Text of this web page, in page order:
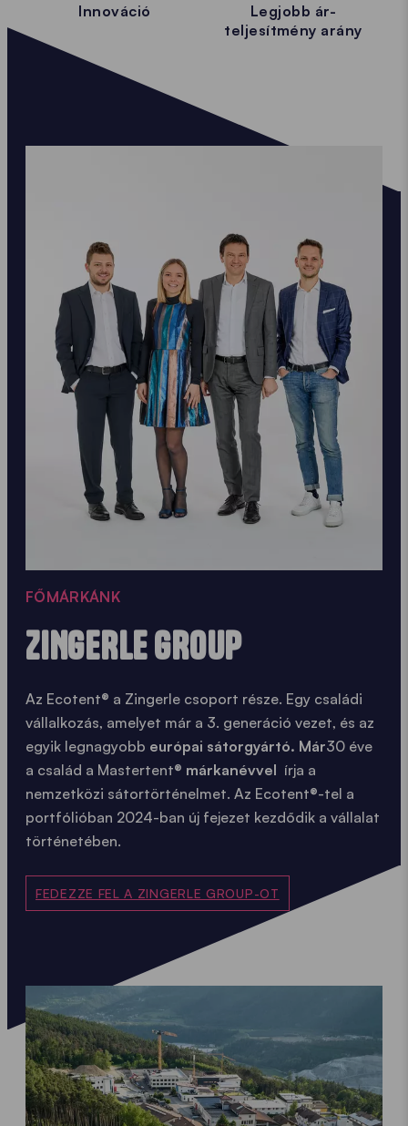
Innováció
Legjobb ár-
teljesítmény arány
FŐMÁRKÁNK
ZINGERLE GROUP
Az Ecotent® a Zingerle csoport része. Egy családi
vállalkozás, amelyet már a 3. generáció vezet, és az
egyik legnagyobb európai sátorgyártó. Már30 éve
a család a Mastertent® márkanévvel írja a
nemzetközi sátortörténelmet. Az Ecotent®-tel a
portfólióban 2024-ban új fejezet kezdődik a vállalat
történetében.
FEDEZZE FEL A ZINGERLE GROUP-OT